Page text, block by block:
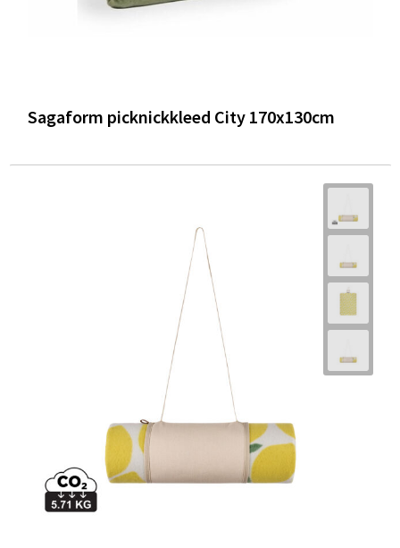
Sagaform picknickkleed City 170x130cm